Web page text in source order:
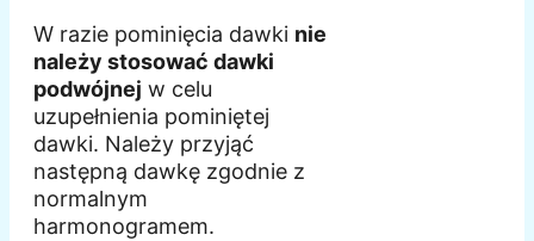
W razie pominięcia dawki nie
należy stosować dawki
podwójnej w celu
uzupełnienia pominiętej
dawki. Należy przyjąć
następną dawkę zgodnie z
normalnym
harmonogramem.